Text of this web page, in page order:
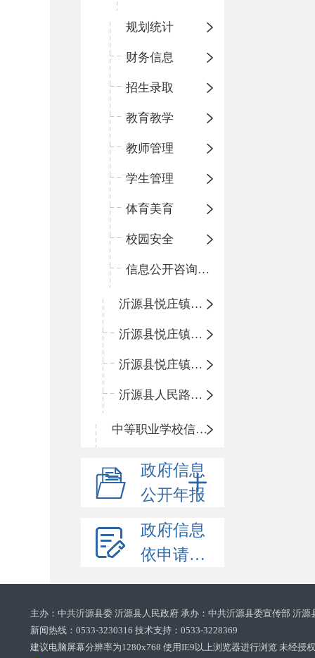
规划统计
财务信息
招生录取
教育教学
教师管理
学生管理
体育美育
校园安全
信息公开咨询指南
沂源县悦庄镇青龙山小学
沂源县悦庄镇鲍庄完小
沂源县悦庄镇赵庄小学
沂源县人民路小学
中等职业学校信息公开
政府信息
公开年报
政府信息
依申请公开
主办：中共沂源县委 沂源县人民政府 承办：中共沂源县委宣传部 沂
新闻热线：0533-3230316 技术支持：0533-3228369‌‌
建议电脑屏幕分辨率为1280x768 使用IE9以上浏览器进行浏览 未经授